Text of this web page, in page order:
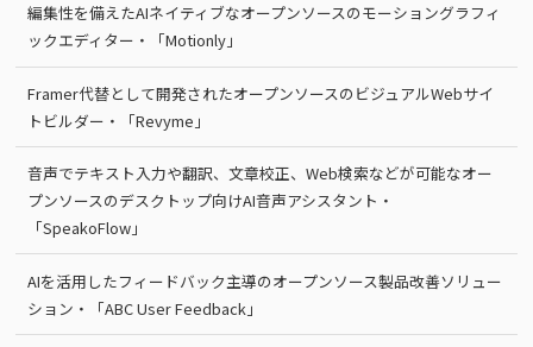
編集性を備えたAIネイティブなオープンソースのモーショングラフィ
ックエディター・「Motionly」
Framer代替として開発されたオープンソースのビジュアルWebサイ
トビルダー・「Revyme」
音声でテキスト入力や翻訳、文章校正、Web検索などが可能なオー
プンソースのデスクトップ向けAI音声アシスタント・
「SpeakoFlow」
AIを活用したフィードバック主導のオープンソース製品改善ソリュー
ション・「ABC User Feedback」